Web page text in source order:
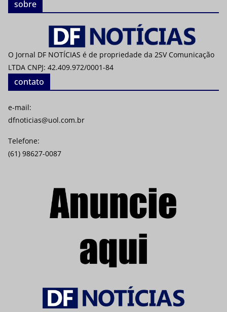
sobre
O Jornal DF NOTÍCIAS é de propriedade da 2SV Comunicação
LTDA CNPJ: 42.409.972/0001-84
contato
e-mail:
dfnoticias@uol.com.br
Telefone:
(61) 98627-0087